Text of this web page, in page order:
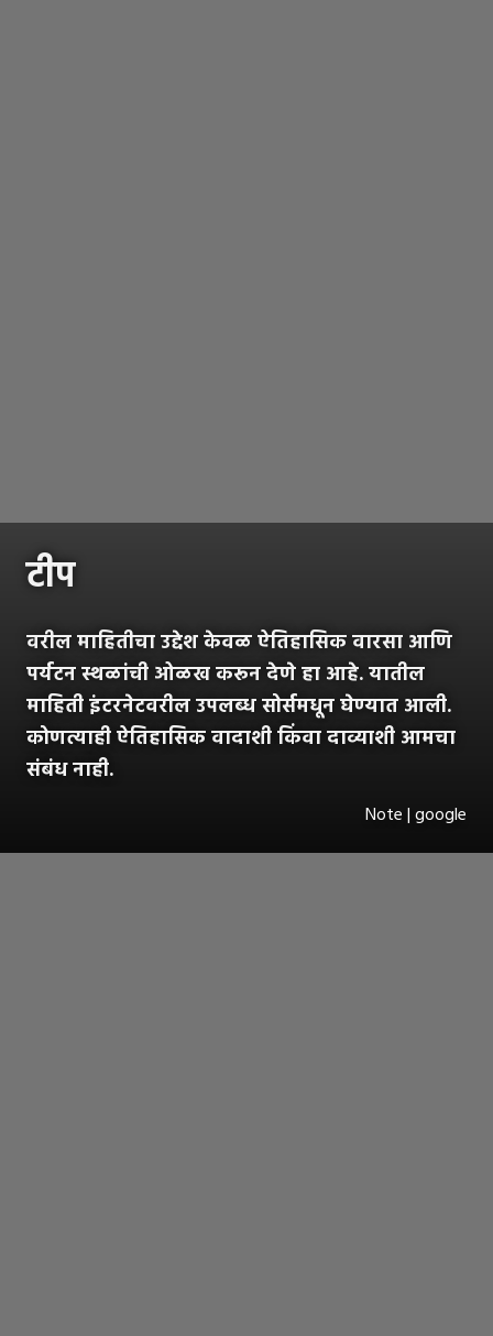
टीप
वरील माहितीचा उद्देश केवळ ऐतिहासिक वारसा आणि
पर्यटन स्थळांची ओळख करून देणे हा आहे. यातील
माहिती इंटरनेटवरील उपलब्ध सोर्समधून घेण्यात आली.
कोणत्याही ऐतिहासिक वादाशी किंवा दाव्याशी आमचा
संबंध नाही.
Note | google